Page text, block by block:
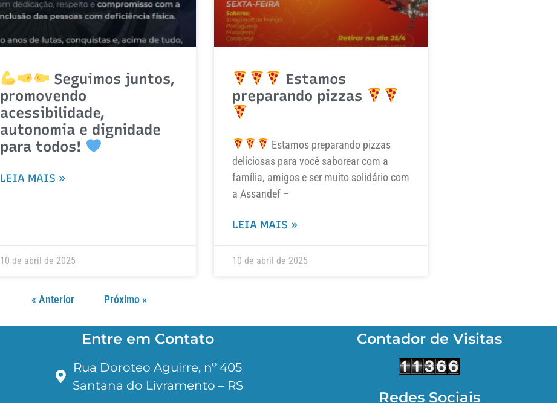
Seguimos juntos,
promovendo
acessibilidade,
autonomia e dignidade
para todos!
LEIA MAIS »
10 de abril de 2025
Estamos
preparando pizzas
Estamos preparando pizzas
deliciosas para você saborear com a
família, amigos e ser muito solidário com
a Assandef –
LEIA MAIS »
10 de abril de 2025
« Anterior Próximo »
Entre em Contato
Rua Doroteo Aguirre, nº 405
Santana do Livramento – RS
Contador de Visitas
Redes Sociais